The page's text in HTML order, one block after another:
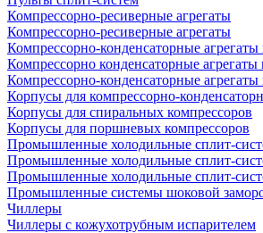
Компрессорно-ресиверные агрегаты
Компрессорно-ресиверные агрегаты
Компрессорно-конденсаторные агрегаты
Компрессорно конденсаторные агрегаты
Компрессорно-конденсаторные агрегаты
Корпусы для компрессорно-
Корпусы для спиральных компрессоров
Корпусы для поршневых компрессоров
Промышленные холодильные сплит-
Промышленные холодильные сплит-
Промышленные холодильные сплит-
Промышленные системы шоковой
Чиллеры
Чиллеры с кожухотрубным испарителем